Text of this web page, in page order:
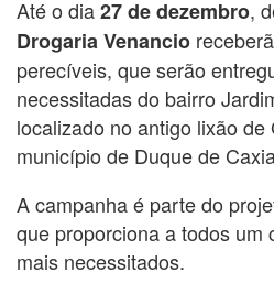
Até o dia27 de dezembro,
Drogaria Venancio
perecíveis, que serão
necessitadas do bairro
localizado no antigo lixão de
município de Duque de
A campanha é parte do
que proporciona a todos um
mais necessitados.